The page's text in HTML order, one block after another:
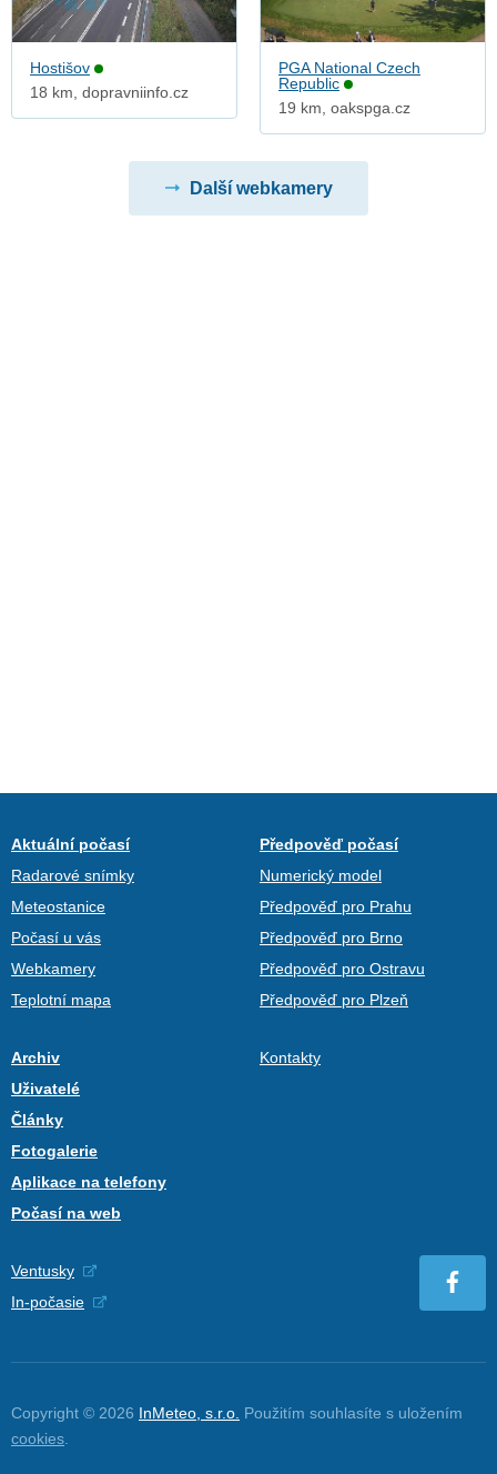
Hostišov
18 km, dopravniinfo.cz
PGA National Czech
Republic
19 km, oakspga.cz
Další webkamery
Aktuální počasí
Radarové snímky
Meteostanice
Počasí u vás
Webkamery
Teplotní mapa
Předpověď počasí
Numerický model
Předpověď pro Prahu
Předpověď pro Brno
Předpověď pro Ostravu
Předpověď pro Plzeň
Archiv
Uživatelé
Články
Fotogalerie
Aplikace na telefony
Počasí na web
Kontakty
Ventusky
In-počasie
Copyright © 2026 InMeteo, s.r.o. Použitím souhlasíte s uložením
cookies